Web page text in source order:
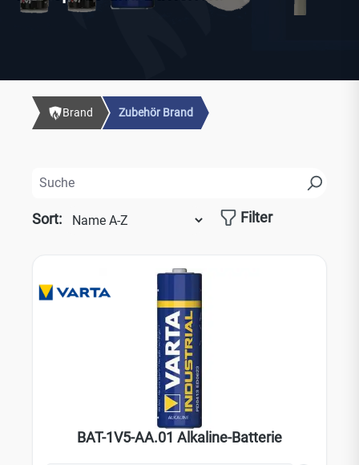
Brand Zubehör Brand
Filter
Sort:
BAT-1V5-AA.01 Alkaline-Batterie